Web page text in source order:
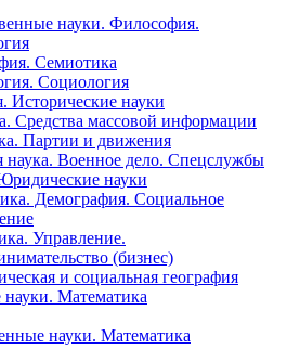
науки. Философия.
Семиотика
Социология
Исторические науки
Средства массовой информации
Партии и движения
наука. Военное дело. Спецслужбы
науки
Демография. Социальное
Управление.
(бизнес)
и социальная география
науки. Математика
науки. Математика